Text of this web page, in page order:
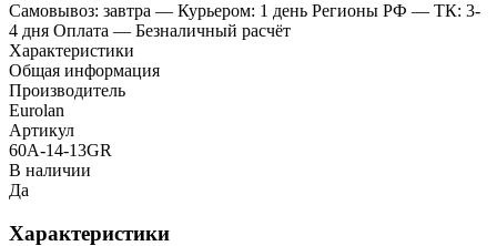
Самовывоз: завтра — Курьером: 1 день Регионы РФ — ТК: 3-
4 дня Оплата — Безналичный расчёт
Характеристики
Общая информация
Производитель
Eurolan
Артикул
60A-14-13GR
В наличии
Да
Характеристики